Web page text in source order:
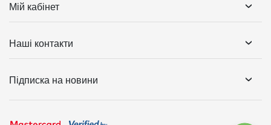
Мій кабінет
Наші контакти
Підписка на новини